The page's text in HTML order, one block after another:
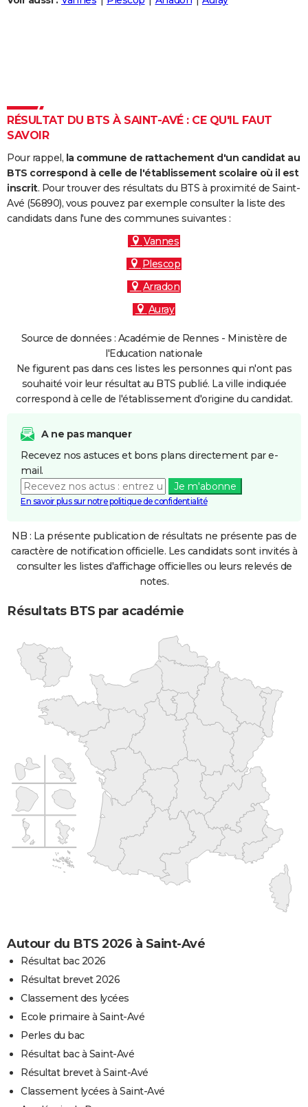
Carte de Noël
Carte Bonne année
Carte Saint-Valentin
Carte Pâques
Carte d'anniversaire
Dictionnaire
Biographies
Citations
Expressions
Proverbes
PROGRAMME TV
COPAINS D'AVANT
S'inscrire
Se connecter
Lycées
Collèges
Primaires
Universités
Entreprises
Service militaire
Avis de recherche
AVIS DE DÉCÈS
RÉSULTAT DU BTS À SAINT-AVÉ : CE QU'IL FAUT
SAVOIR
Pour rappel, la commune de rattachement d'un candidat au
BTS correspond à celle de l'établissement scolaire où il est
inscrit. Pour trouver des résultats du BTS à proximité de Saint-
Avé (56890), vous pouvez par exemple consulter la liste des
candidats dans l'une des communes suivantes :
Vannes
Plescop
Arradon
Auray
Source de données : Académie de Rennes - Ministère de
l'Education nationale
Ne figurent pas dans ces listes les personnes qui n'ont pas
souhaité voir leur résultat au BTS publié. La ville indiquée
correspond à celle de l'établissement d'origine du candidat.
A ne pas manquer
Recevez nos astuces et bons plans directement par e-
mail.
Je m'abonne
En savoir plus sur notre politique de confidentialité
NB : La présente publication de résultats ne présente pas de
caractère de notification officielle. Les candidats sont invités à
consulter les listes d'affichage officielles ou leurs relevés de
notes.
Résultats BTS par académie
Autour du BTS 2026 à Saint-Avé
Résultat bac 2026
Résultat brevet 2026
Classement des lycées
Ecole primaire à Saint-Avé
Perles du bac
Résultat bac à Saint-Avé
Résultat brevet à Saint-Avé
Classement lycées à Saint-Avé